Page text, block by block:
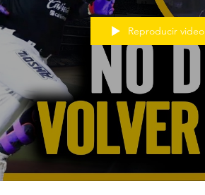
Reproducir video